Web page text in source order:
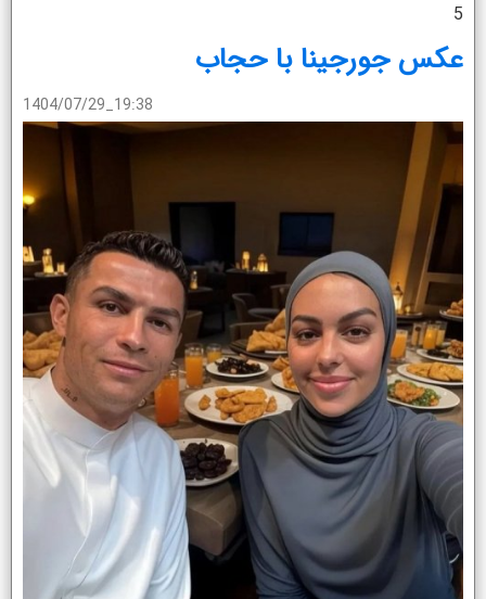
5
عکس جورجینا با حجاب
1404/07/29_19:38